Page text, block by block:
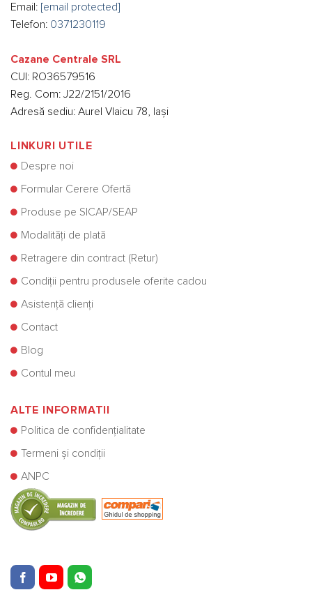
Email: [email protected]
Telefon: 0371230119
Cazane Centrale SRL
CUI: RO36579516
Reg. Com: J22/2151/2016
Adresă sediu: Aurel Vlaicu 78, Iași
LINKURI UTILE
Despre noi
Formular Cerere Ofertă
Produse pe SICAP/SEAP
Modalități de plată
Retragere din contract (Retur)
Condiții pentru produsele oferite cadou
Asistență clienți
Contact
Blog
Contul meu
ALTE INFORMATII
Politica de confidențialitate
Termeni și condiții
ANPC